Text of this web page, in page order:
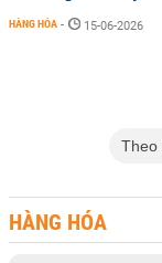
HÀNG HÓA - 15-06-2026
Theo
HÀNG HÓA